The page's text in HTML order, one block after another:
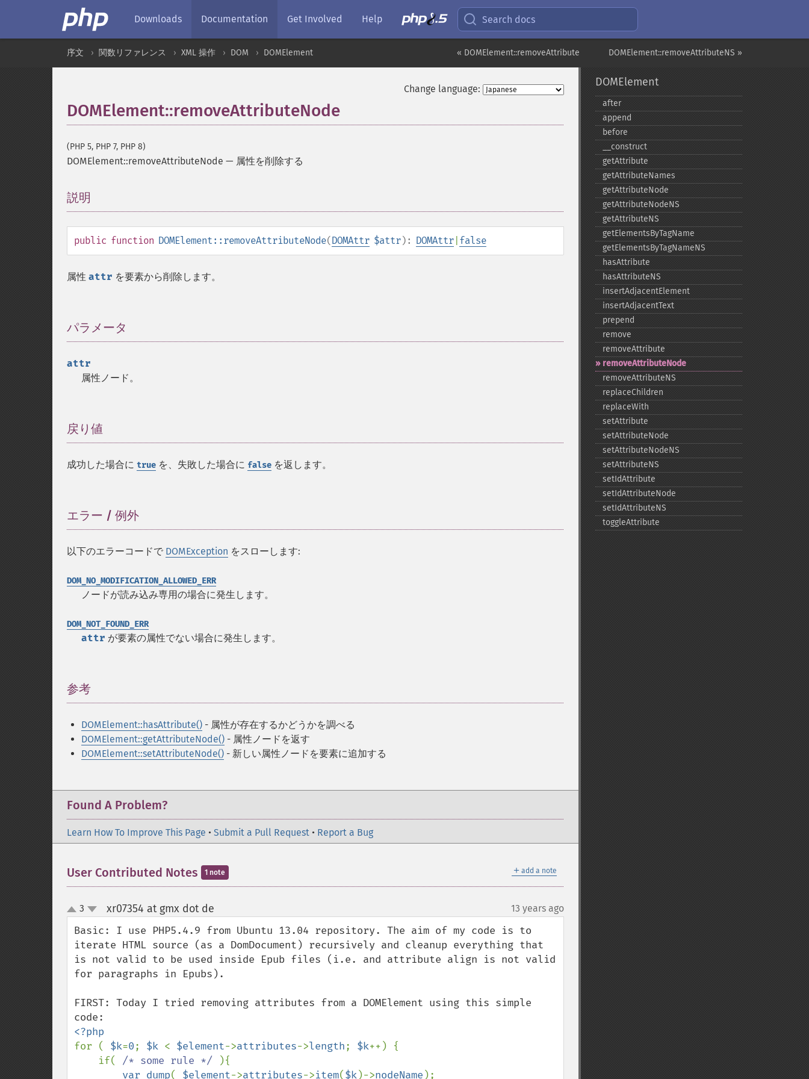
Downloads Documentation Get Involved Help Search docs
DOMElement::removeAttributeNS »
« DOMElement::removeAttribute
序文 関数リファレンス XML 操作 DOM DOMElement
Change language:
DOMElement::removeAttributeNode
(PHP 5, PHP 7, PHP 8)
DOMElement::removeAttributeNode — 属性を削除する
説明
public function DOMElement::removeAttributeNode(DOMAttr $attr): DOMAttr false
属性 attr を要素から削除します。
パラメータ
attr
属性ノード。
戻り値
成功した場合に true を、失敗した場合に false を返します。
エラー / 例外
以下のエラーコードで DOMException をスローします:
DOM_NO_MODIFICATION_ALLOWED_ERR
ノードが読み込み専用の場合に発生します。
DOM_NOT_FOUND_ERR
attr が要素の属性でない場合に発生します。
参考
DOMElement::hasAttribute() - 属性が存在するかどうかを調べる
DOMElement::getAttributeNode() - 属性ノードを返す
DOMElement::setAttributeNode() - 新しい属性ノードを要素に追加する
Found A Problem?
Learn How To Improve This Page • Submit a Pull Request • Report a Bug
＋ add a note
User Contributed Notes 1 note
up
down
3 xr07354 at gmx dot de 13 years ago
Basic: I use PHP5.4.9 from Ubuntu 13.04 repository. The aim of my code is to
iterate HTML source (as a DomDocument) recursively and cleanup everything that
is not valid to be used inside Epub files (i.e. and attribute align is not valid
for paragraphs in Epubs).
FIRST: Today I tried removing attributes from a DOMElement using this simple
for ( $k=0; $k < $element->attributes->length; $k++) {
    if(
/* some rule */
){
var_dump( $element->attributes->item($k)->nodeName );
DOMElement
after
append
before
_​_​construct
getAttribute
getAttributeNames
getAttributeNode
getAttributeNodeNS
getAttributeNS
getElementsByTagName
getElementsByTagNameNS
hasAttribute
hasAttributeNS
insertAdjacentElement
insertAdjacentText
prepend
remove
removeAttribute
removeAttributeNode
removeAttributeNS
replaceChildren
replaceWith
setAttribute
setAttributeNode
setAttributeNodeNS
setAttributeNS
setIdAttribute
setIdAttributeNode
setIdAttributeNS
toggleAttribute